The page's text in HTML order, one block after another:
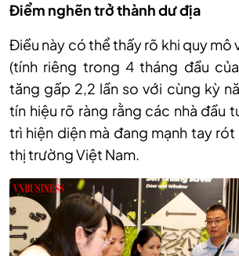
Điểm nghẽn trở thành dư địa
Điều này có thể thấy rõ khi quy mô
(tính riêng trong 4 tháng đầu
tăng gấp 2,2 lần so với cùng kỳ
tín hiệu rõ ràng rằng các nhà đầu
trì hiện diện mà đang mạnh tay rót
thị trường Việt Nam.